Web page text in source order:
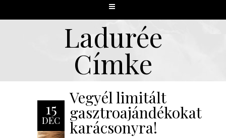
Ladurée
Címke
15
DEC
Vegyél limitált
gasztroajándékokat
karácsonyra!